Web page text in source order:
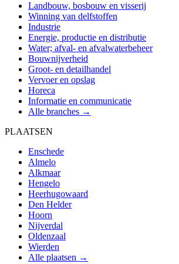
Landbouw, bosbouw en visserij
Winning van delfstoffen
Industrie
Energie, productie en distributie
Water; afval- en afvalwaterbeheer
Bouwnijverheid
Groot- en detailhandel
Vervoer en opslag
Horeca
Informatie en communicatie
Alle branches →
PLAATSEN
Enschede
Almelo
Alkmaar
Hengelo
Heerhugowaard
Den Helder
Hoorn
Nijverdal
Oldenzaal
Wierden
Alle plaatsen →